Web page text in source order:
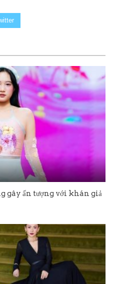
gây ấn tượng với khán giả